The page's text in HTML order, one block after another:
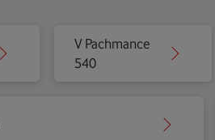
V Pachmance
540